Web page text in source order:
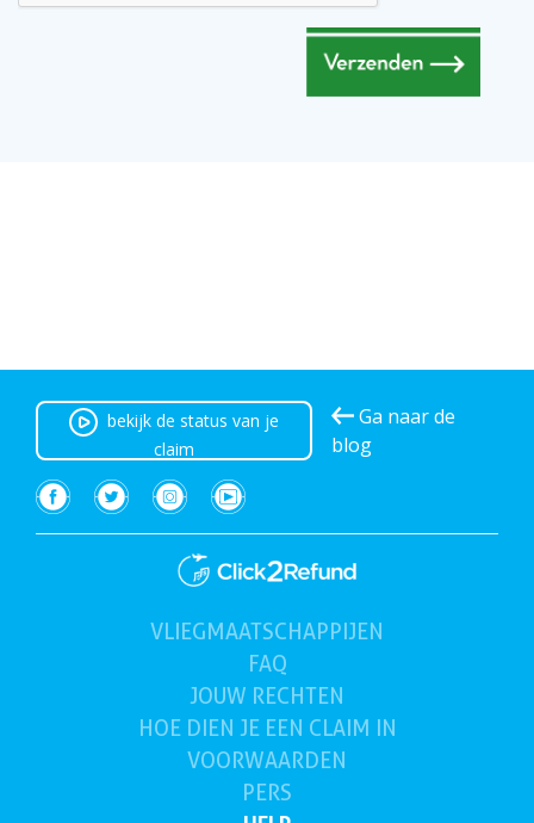
claim
Ga naar de
blog
VLIEGMAATSCHAPPIJEN
FAQ(huidig)
JOUW RECHTEN
HOE DIEN JE EEN CLAIM IN
VOORWAARDEN
PERS